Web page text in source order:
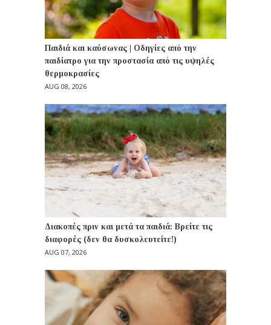
Παιδιά και καύσωνας | Οδηγίες από την
παιδίατρο για την προστασία από τις υψηλές
θερμοκρασίες
AUG 08, 2026
Διακοπές πριν και μετά τα παιδιά: Βρείτε τις
διαφορές (δεν θα δυσκολευτείτε!)
AUG 07, 2026